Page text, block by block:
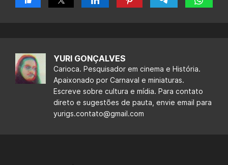
YURI GONÇALVES
Carioca. Pesquisador em cinema e História.
Apaixonado por Carnaval e miniaturas.
Escreve sobre cultura e mídia. Para contato
direto e sugestões de pauta, envie email para
yurigs.contato@gmail.com